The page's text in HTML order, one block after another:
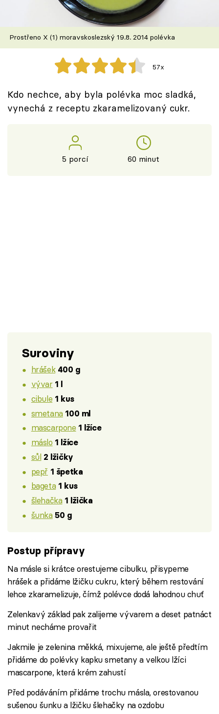
Škola vaření
Recepty z TV
Speciál: Cuketa
Sledujte prima+
Prostřeno X (1) moravskoslezský 19.8. 2014 polévka
57x
Kdo nechce, aby byla polévka moc sladká,
vynechá z receptu zkaramelizovaný cukr.
5 porcí 60 minut
Suroviny
hrášek 400 g
vývar 1 l
cibule 1 kus
smetana 100 ml
mascarpone 1 lžíce
máslo 1 lžíce
sůl 2 lžičky
pepř 1 špetka
bageta 1 kus
šlehačka 1 lžička
šunka 50 g
Postup přípravy
Na másle si krátce orestujeme cibulku, přisypeme
hrášek a přidáme lžičku cukru, který během restování
lehce zkaramelizuje, čímž polévce dodá lahodnou chuť
Zelenkavý základ pak zalijeme vývarem a deset patnáct
minut necháme provařit
Jakmile je zelenina měkká, mixujeme, ale ještě předtím
přidáme do polévky kapku smetany a velkou lžíci
mascarpone, která krém zahustí
Před podáváním přidáme trochu másla, orestovanou
sušenou šunku a lžičku šlehačky na ozdobu